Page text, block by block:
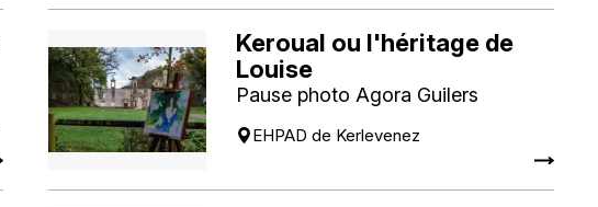
Keroual ou l'héritage de
Louise
Pause photo Agora Guilers
EHPAD de Kerlevenez